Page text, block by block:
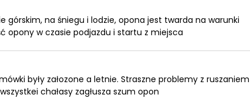
górskim, na śniegu i lodzie, opona jest twarda na warunki
opony w czasie podjazdu i startu z miejsca
były załozone a letnie. Straszne problemy z ruszaniem
chałasy zagłusza szum opon